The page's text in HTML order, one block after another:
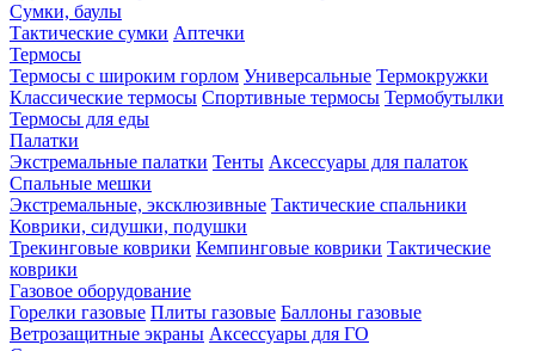
Сумки, баулы
Тактические сумки Аптечки
Термосы
Термосы с широким горлом Универсальные Термокружки
Классические термосы Спортивные термосы Термобутылки
Термосы для еды
Палатки
Экстремальные палатки Тенты Аксессуары для палаток
Спальные мешки
Экстремальные, эксклюзивные Тактические спальники
Коврики, сидушки, подушки
Трекинговые коврики Кемпинговые коврики Тактические
коврики
Газовое оборудование
Горелки газовые Плиты газовые Баллоны газовые
Ветрозащитные экраны Аксессуары для ГО